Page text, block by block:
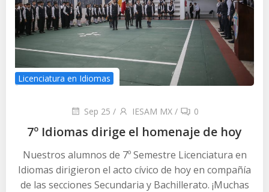
Licenciatura en Idiomas
Sep 25 / IESAM MX / 0
7º Idiomas dirige el homenaje de hoy
Nuestros alumnos de 7º Semestre Licenciatura en
Idiomas dirigieron el acto cívico de hoy en compañía
de las secciones Secundaria y Bachillerato. ¡Muchas